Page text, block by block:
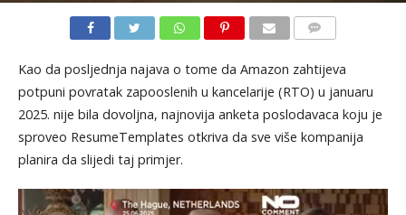
Kao da posljednja najava o tome da Amazon zahtijeva
potpuni povratak zapooslenih u kancelarije (RTO) u januaru
2025. nije bila dovoljna, najnovija anketa poslodavaca koju je
sproveo ResumeTemplates otkriva da sve više kompanija
planira da slijedi taj primjer.